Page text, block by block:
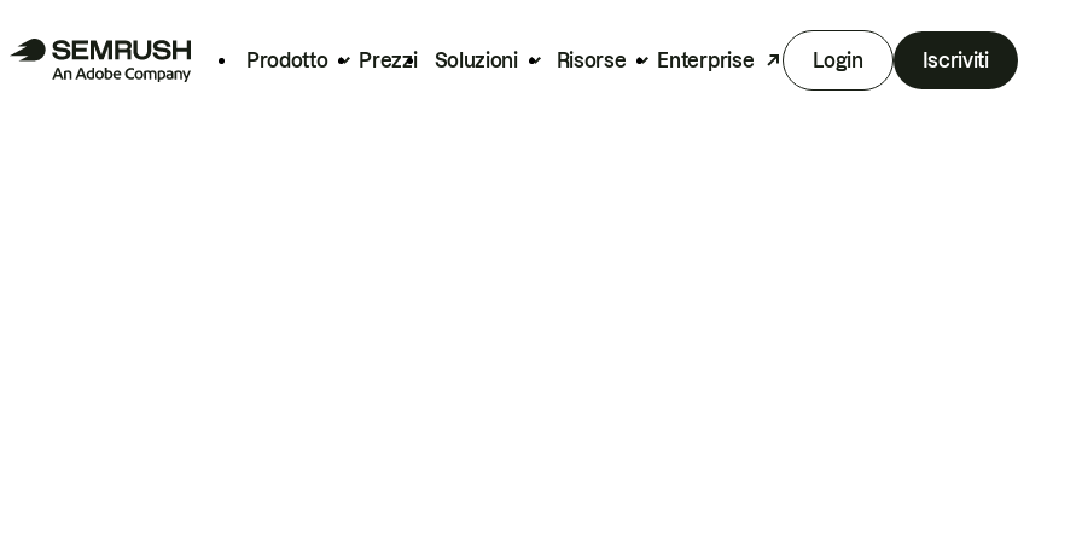
Prodotto Prezzi Soluzioni Risorse Enterprise Login Iscriviti